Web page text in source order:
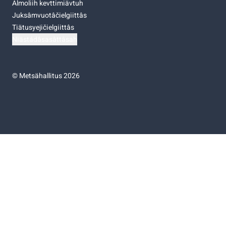
Almoliih kevttimiävtuh
Juksâmvuotâčielgiittâs
Tiätusyejičielgiittâs
©Metsähallitus 2026